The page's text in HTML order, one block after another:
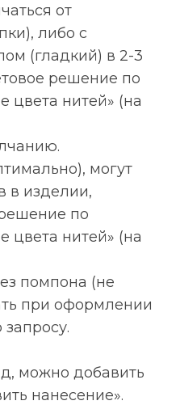
от
либо с
(гладкий) в 2-3
решение по
цвета нитей» (на
могут
в изделии,
по
цвета нитей» (на
помпона (не
при оформлении
запросу.
можно добавить
нанесение».